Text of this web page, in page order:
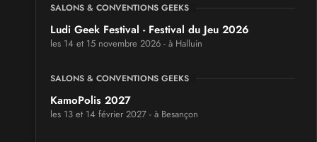
SALONS & CONVENTIONS GEEKS
Ludi Geek Festival - Festival du Jeu 2026
les 14 et 15 novembre 2026 - à Halluin
SALONS & CONVENTIONS GEEKS
KamoPolis 2027
les 13 et 14 février 2027 - à Besançon